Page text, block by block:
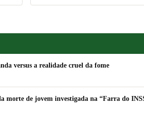
versus a realidade cruel da fome
morte de jovem investigada na “Farra do